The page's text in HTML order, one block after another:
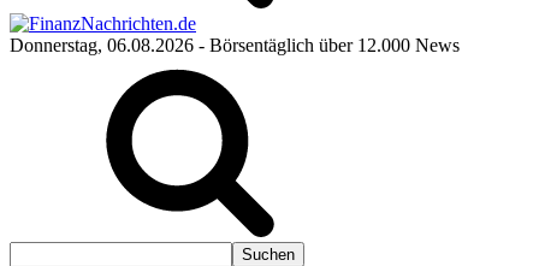
Donnerstag, 06.08.2026 - Börsentäglich über 12.000 News